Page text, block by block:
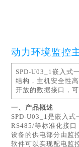
动力环境监控
SPD-U03_1嵌入式
结构，主机安全性
开放的数据接口，
一、 产品概述
SPD-U03_1是嵌入式
RS485/等标准化接
设备的供电部分由监
软件可以实现配电监